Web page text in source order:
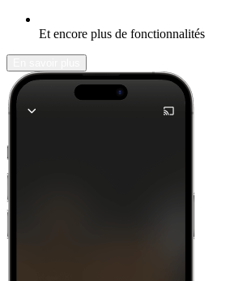
Et encore plus de fonctionnalités